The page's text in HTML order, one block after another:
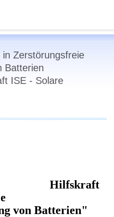
Zerstörungsfreie
Batterien
ISE - Solare
Hilfskraft
von Batterien"